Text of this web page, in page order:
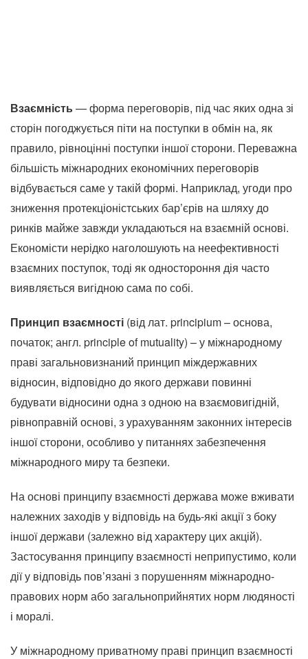
Взаємність— форма переговорів, під час яких одна зі
сторін погоджується піти на поступки в обмін на, як
правило, рівноцінні поступки іншої сторони. Переважна
більшість міжнародних економічних переговорів
відбувається саме у такій формі. Наприклад, угоди про
зниження протекціоністських бар’єрів на шляху до
ринків майже завжди укладаються на взаємній основі.
Економісти нерідко наголошують на неефективності
взаємних поступок, тоді як одностороння дія часто
виявляється вигідною сама по собі.
Принцип взаємності (від лат. principium – основа,
початок; англ. principle of mutuality) – у міжнародному
праві загальновизнаний принцип міждержавних
відносин, відповідно до якого держави повинні
будувати відносини одна з одною на взаємовигідній,
рівноправній основі, з урахуванням законних інтересів
іншої сторони, особливо у питаннях забезпечення
міжнародного миру та безпеки.
На основі принципу взаємності держава може вживати
належних заходів у відповідь на будь-які акції з боку
іншої держави (залежно від характеру цих акцій).
Застосування принципу взаємності неприпустимо, коли
дії у відповідь пов’язані з порушенням міжнародно-
правових норм або загальноприйнятих норм людяності
і моралі.
У міжнародному приватному праві принцип взаємності